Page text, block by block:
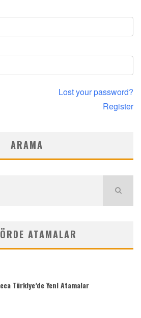
Lost your password?
Register
ARAMA
ATAMALAR
Türkiye’de Yeni Atamalar